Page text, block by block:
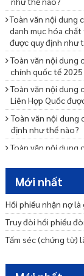
Toàn văn nội dung
danh mục hóa
được quy định như
Toàn văn nội dung
chính quốc tế
Toàn văn nội dung
Liên Hợp Quốc
Toàn văn nội dung
định như thế nào?
Toàn văn nội dung
Toàn văn nội
Công nghiệp quốc
được quy định như
Toàn văn nội dung
Thống kê 2025
Toàn văn nội dung
Mới nhất
Hối phiếu nhận nợ là
Truy đòi hối phiếu
Tấm séc (chứng từ)